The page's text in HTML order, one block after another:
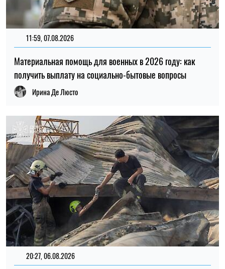
11:59, 07.08.2026
Материальная помощь для военных в 2026 году: как
получить выплату на социально-бытовые вопросы
Ирина Де Люсто
20:27, 06.08.2026